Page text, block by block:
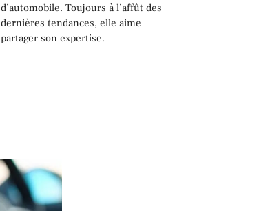
d’automobile. Toujours à l’affût des
dernières tendances, elle aime
partager son expertise.